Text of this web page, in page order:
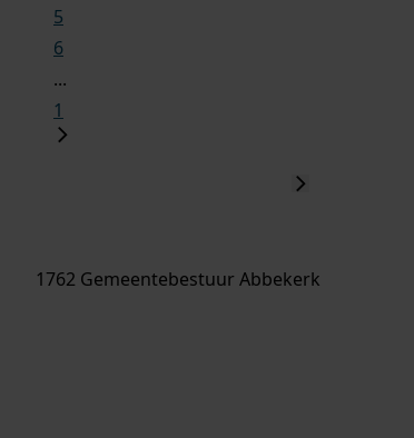
5
6
...
1
1762 Gemeentebestuur Abbekerk